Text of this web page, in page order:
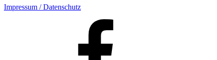
Impressum / Datenschutz